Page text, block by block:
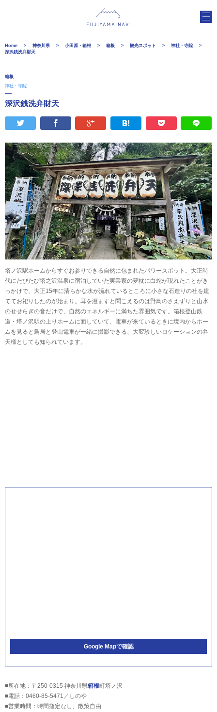
Home 神奈川県 小田原・箱根 箱根 観光スポット
神社・寺院
深沢銭洗弁財天
箱根
神社・寺院
深沢銭洗弁財天
塔ノ沢駅ホームからすぐお参りできる自然に包まれたパワースポット。大正時
代にたびたび塔之沢温泉に宿泊していた実業家の夢枕に白蛇が現れたことがき
っかけで、大正15年に清らかな水が流れているところに小さな石造りの社を建
ててお祀りしたのが始まり。耳を澄ますと聞こえるのは野鳥のさえずりと山水
のせせらぎの音だけで、自然のエネルギーに満ちた雰囲気です。箱根登山鉄
道・塔ノ沢駅の上りホームに面していて、電車が来ているときに境内からホー
ムを見ると鳥居と登山電車が一緒に撮影できる、大変珍しいロケーションの弁
天様としても知られています。
Google Mapで確認
■所在地：〒250-0315 神奈川県箱根町塔ノ沢
■電話：0460-85-5471／しのや
■営業時間：時間指定なし、散策自由